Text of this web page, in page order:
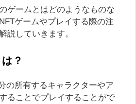
ゲームとはどのようなものな
ゲームやプレイする際の注
説していきます。
？
の所有するキャラクターやア
ることでプレイすることがで